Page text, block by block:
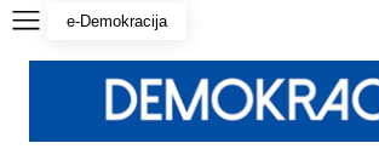
e-Demokracija